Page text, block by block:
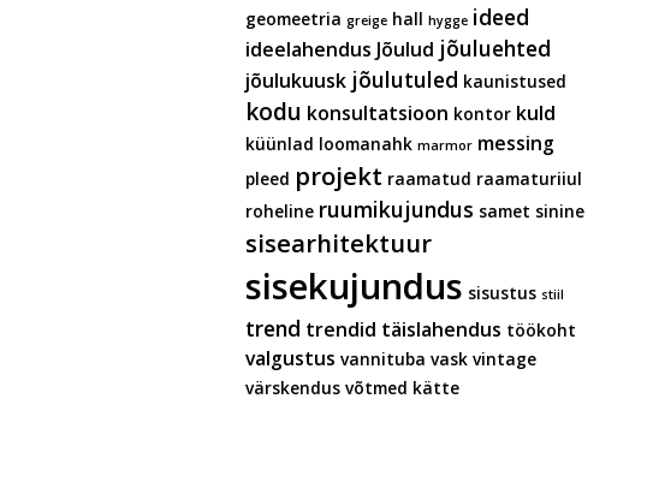
geomeetria greige hall hygge ideed
ideelahendus Jõulud jõuluehted
jõulukuusk jõulutuled kaunistused
kodu konsultatsioon kontor kuld
küünlad loomanahk marmor messing
pleed projekt raamatud raamaturiiul
roheline ruumikujundus samet sinine
sisearhitektuur
sisekujundus sisustus stiil
trend trendid täislahendus töökoht
valgustus vannituba vask vintage
värskendus võtmed kätte